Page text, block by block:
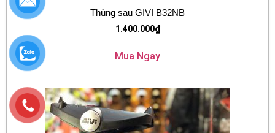
Thùng sau GIVI B32NB
1.400.000₫
Mua Ngay